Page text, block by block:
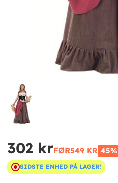
302 krFØR549 KR 45%
SIDSTE ENHED PÅ LAGER!